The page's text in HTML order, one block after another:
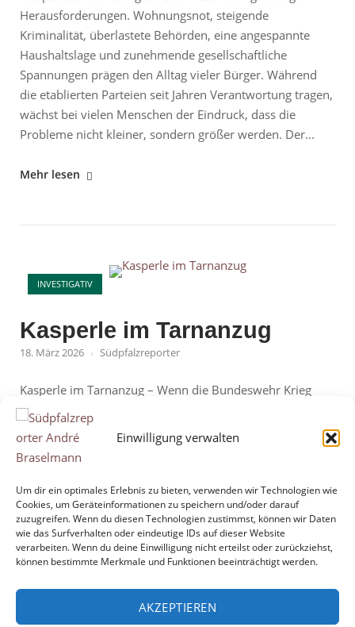
Einwilligung verwalten
Um dir ein optimales Erlebnis zu bieten, verwenden wir Technologien wie
Cookies, um Geräteinformationen zu speichern und/oder darauf
zuzugreifen. Wenn du diesen Technologien zustimmst, können wir Daten
wie das Surfverhalten oder eindeutige IDs auf dieser Website
verarbeiten. Wenn du deine Einwilligung nicht erteilst oder zurückziehst,
können bestimmte Merkmale und Funktionen beeinträchtigt werden.
AKZEPTIEREN
Herausforderungen. Wohnungsnot, steigende
Kriminalität, überlastete Behörden, eine angespannte
Haushaltslage und zunehmende gesellschaftliche
Spannungen prägen den Alltag vieler Bürger. Während
die etablierten Parteien seit Jahren Verantwortung tragen,
wächst bei vielen Menschen der Eindruck, dass die
Probleme nicht kleiner, sondern größer werden. Der...
"Berlin
eine
neue
Mehr lesen
INVESTIGATIV
Open post
Kasperle im Tarnanzug
18. März 2026 Südpfalzreporter
Kasperle im Tarnanzug – Wenn die Bundeswehr Krieg
spielt und der Steuerzahler die Rechnung übernimmt. Es
ist ein Bild, das sinnbildlich für ein grundsätzliches
Problem steht: Soldaten der Bundeswehr in voller
ihnen gegenüber ein „aufgebrachter Zivilist“, der in
Wahrheit ein bezahlter Darsteller ist. Was als modernes,
„realitätsnahes Training“ verkauft...
"Kasperle
im
Mehr lesen